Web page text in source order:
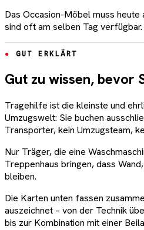
Das Occasion-Möbel muss
sind oft am selben Tag verfügbar.
GUT ERKLÄRT
Gut zu wissen, bevor
Tragehilfe ist die kleinste und
Umzugswelt: Sie buchen
Transporter, kein Umzugsteam,
Nur Träger, die eine
Treppenhaus bringen, dass
bleiben.
Die Karten unten fassen
auszeichnet – von der Technik
bis zur Kombination mit einer